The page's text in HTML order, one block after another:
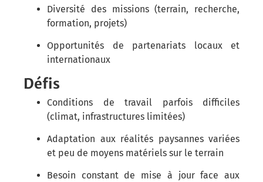
Diversité des missions (terrain, recherche,
formation, projets)
Opportunités de partenariats locaux et
internationaux
Défis
Conditions de travail parfois difficiles
(climat, infrastructures limitées)
Adaptation aux réalités paysannes variées
et peu de moyens matériels sur le terrain
Besoin constant de mise à jour face aux